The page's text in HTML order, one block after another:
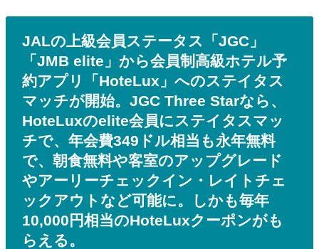
JALの上級会員ステータス「JGC」
「JMB elite」から会員制高級ホテル予
約アプリ「HoteLux」へのステイタス
マッチが開始。JGC Three Starなら、
HoteLuxのelite会員にステイタスマッ
チで、年会費349ドル相当も永年無料
で、朝食無料や客室のアップグレード
やアーリーチェックイン・レイトチェ
ックアウトなど可能に。しかも毎年
10,000円相当のHoteLuxクーポンがも
らえる。